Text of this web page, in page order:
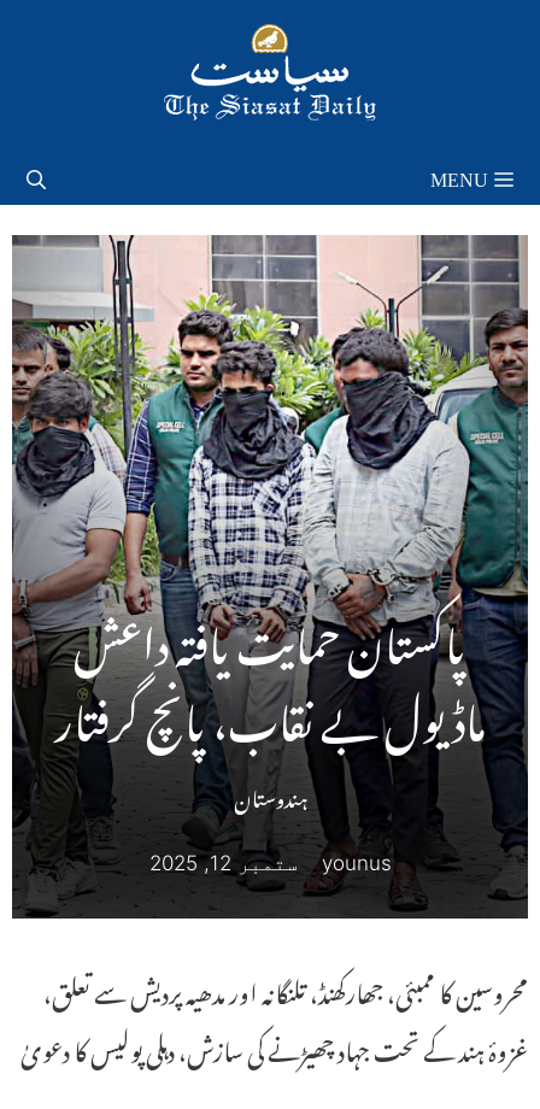
MENU
پاکستان حمایت یافتہ داعش
ماڈیول بے نقاب، پانچ گرفتار
ہندوستان
younus ستمبر 12, 2025
محروسین کا ممبئی، جھارکھنڈ، تلنگانہ اور مدھیہ پردیش سے تعلق،
غزوۂ ہند کے تحت جہاد چھیڑنے کی سازش، دہلی پولیس کا دعویٰ